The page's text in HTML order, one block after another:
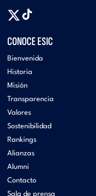
CONOCE ESIC
Bienvenida
Historia
Misión
Transparencia
Valores
Sostenibilidad
Rankings
Alianzas
Alumni
Contacto
Sala de prensa